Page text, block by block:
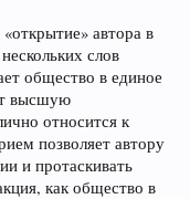
автора в
слов
общество в единое
высшую
относится к
позволяет автору
и протаскивать
как общество в